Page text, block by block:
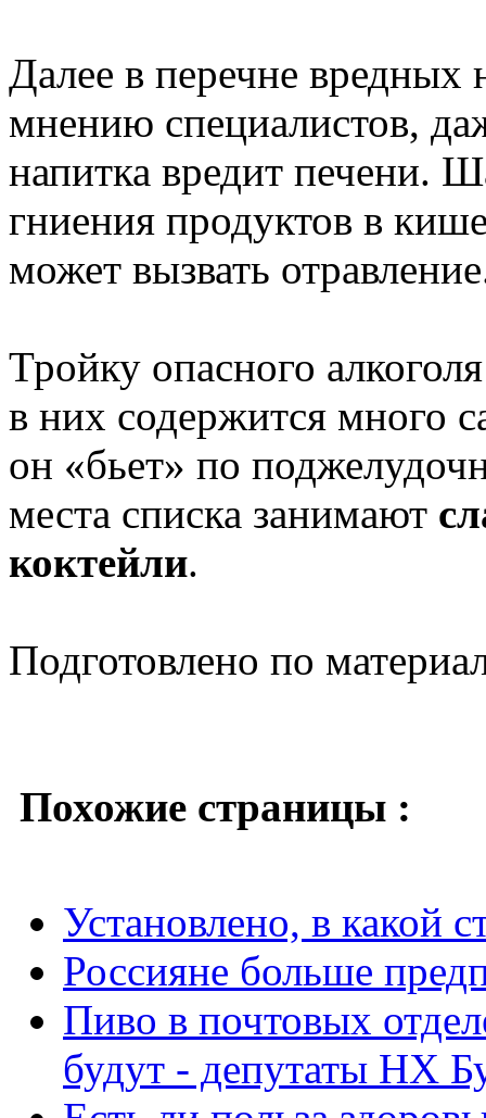
Далее в перечне вредных
мнению специалистов,
напитка вредит печени.
гниения продуктов в
может вызвать
Тройку опасного
в них содержится много
он «бьет» по
места списка занимают
коктейли.
Подготовлено по
Похожие страницы :
Установлено, в какой
Россияне больше
Пиво в почтовых
будут - депутаты НХ